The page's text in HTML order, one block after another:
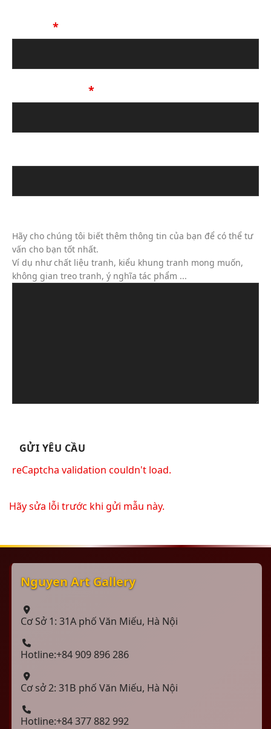
*
*
Hãy cho chúng tôi biết thêm thông tin của bạn để có thể tư
vấn cho bạn tốt nhất.
Ví dụ như chất liệu tranh, kiểu khung tranh mong muốn,
không gian treo tranh, ý nghĩa tác phẩm ...
reCaptcha validation couldn't load.
Hãy sửa lỗi trước khi gửi mẫu này.
Nguyen Art Gallery
Cơ Sở 1: 31A phố Văn Miếu, Hà Nội
Hotline:+84 909 896 286
Cơ sở 2: 31B phố Văn Miếu, Hà Nội
Hotline:+84 377 882 992